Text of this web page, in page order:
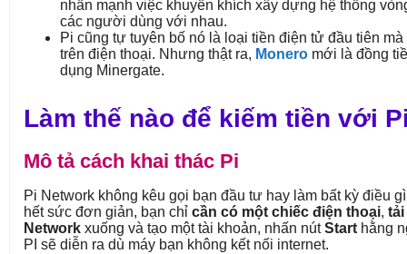
nhấn mạnh việc khuyến khích xây dựng hệ thống
các người dùng với nhau.
Pi cũng tự tuyên bố nó là loại tiền điện tử đầu tiên
trên điện thoại. Nhưng thật ra, Monero mới là đồng
dụng Minergate.
Làm thế nào để kiếm tiền với
Mô tả cách khai thác Pi
Pi Network không kêu gọi bạn đầu tư hay làm bất kỳ điều
hết sức đơn giản, bạn chỉ cần có một chiếc điện thoại, tải
Network xuống và tạo một tài khoản, nhấn nútStart hằng
PI sẽ diễn ra dù máy bạn không kết nối internet.